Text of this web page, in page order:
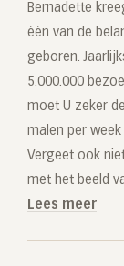
Bernadette
één van de
geboren.
5.000.000
moet U zeker
malen per
Vergeet ook
met het beeld
Lees meer